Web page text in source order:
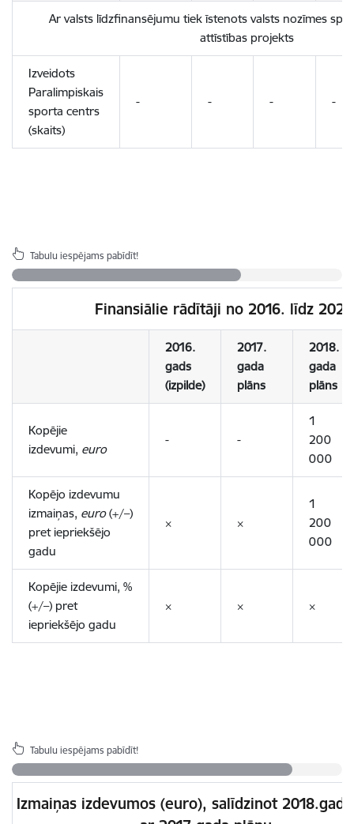
Ar valsts līdzfinansējumu tiek īstenots valsts nozīmes
attīstības projekts
Izveidots
Paralimpiskais
sporta centrs
(skaits)
- - - -
Tabulu iespējams pabīdīt!
Finansiālie rādītāji no 2016. līdz
2016.
gads
(izpilde)
2017.
gada
plāns
2018.
gada
plāns
Kopējie
izdevumi, euro
- -
1
200
000
Kopējo izdevumu
izmaiņas, euro(+/–)
pret iepriekšējo
gadu
× ×
1
200
000
Kopējie izdevumi, %
(+/–) pret
iepriekšējo gadu
× × ×
Tabulu iespējams pabīdīt!
Izmaiņas izdevumos (euro), salīdzinot